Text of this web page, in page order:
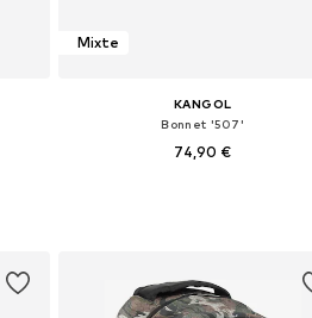
Mixte
KANGOL
Bonnet '507'
74,90 €